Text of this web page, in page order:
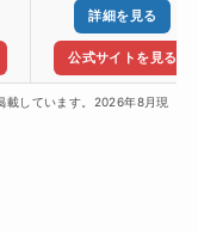
詳細を見る
公式サイトを見る
載しています。2026年8月現